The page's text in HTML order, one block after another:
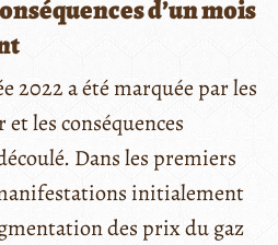
d’un mois
2022 a été marquée par les
les conséquences
Dans les premiers
initialement
des prix du gaz